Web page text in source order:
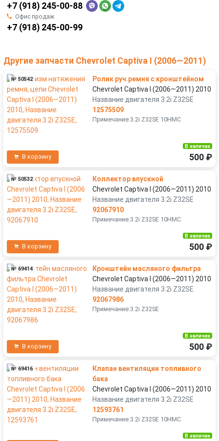
+7 (918) 245-00-88
Офис продаж
+7 (918) 245-00-99
Другие запчасти Chevrolet Captiva I (2006—2011)
№ 50542
Ролик руч.ремня с кронштейном
Chevrolet Captiva I (2006—2011) 2010
Название двигателя 3.2i Z32SE
12575509
Примечание:3.2i Z32SE 10HMC
В корзину
В наличии
500 ₽
№ 50532
Коллектор впускной
Chevrolet Captiva I (2006—2011) 2010
Название двигателя 3.2i Z32SE
92067910
Примечание:3.2i Z32SE 10HMC
В корзину
В наличии
500 ₽
№ 69414
Кронштейн масляного фильтра
Chevrolet Captiva I (2006—2011) 2010
Название двигателя 3.2i Z32SE
92067986
Примечание:3.2i Z32SE
В корзину
В наличии
500 ₽
№ 69416
Клапан вентиляции топливного
бака
Chevrolet Captiva I (2006—2011) 2010
Название двигателя 3.2i Z32SE
12593761
Примечание:3.2i Z32SE 10HMC
В наличии